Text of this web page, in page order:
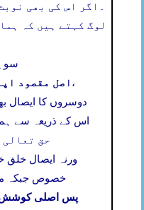
اگر اس کی بھی
لوگ کہتے ہیں کہ
سو
اصل مقصود ،
دوسروں کا ایصال
اس کے ذریعہ سے
حق تعالی
ورنہ ایصال خلق
خصوص جبکہ
پس اصلی کوشش